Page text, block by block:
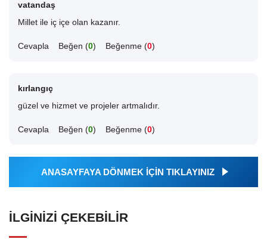
vatandaş
Millet ile iç içe olan kazanır.
Cevapla Beğen (0) Beğenme (0)
kırlangıç
güzel ve hizmet ve projeler artmalıdır.
Cevapla Beğen (0) Beğenme (0)
ANASAYFAYA DÖNMEK İÇİN TIKLAYINIZ
İLGINIZI ÇEKEBILIR